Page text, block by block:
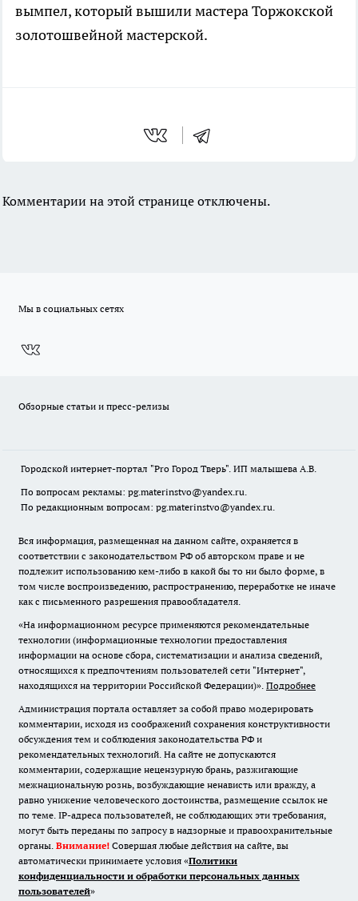
вымпел, который вышили мастера Торжокской
золотошвейной мастерской.
Комментарии на этой странице отключены.
Мы в социальных сетях
Обзорные статьи и пресс-релизы
Городской интернет-портал "Pro Город Тверь". ИП малышева А.В.
По вопросам рекламы: pg.materinstvo@yandex.ru.
По редакционным вопросам: pg.materinstvo@yandex.ru.
Вся информация, размещенная на данном сайте, охраняется в
соответствии с законодательством РФ об авторском праве и не
подлежит использованию кем-либо в какой бы то ни было форме, в
том числе воспроизведению, распространению, переработке не иначе
как с письменного разрешения правообладателя.
«На информационном ресурсе применяются рекомендательные
технологии (информационные технологии предоставления
информации на основе сбора, систематизации и анализа сведений,
относящихся к предпочтениям пользователей сети "Интернет",
находящихся на территории Российской Федерации)». Подробнее
Администрация портала оставляет за собой право модерировать
комментарии, исходя из соображений сохранения конструктивности
обсуждения тем и соблюдения законодательства РФ и
рекомендательных технологий. На сайте не допускаются
комментарии, содержащие нецензурную брань, разжигающие
межнациональную рознь, возбуждающие ненависть или вражду, а
равно унижение человеческого достоинства, размещение ссылок не
по теме. IP-адреса пользователей, не соблюдающих эти требования,
могут быть переданы по запросу в надзорные и правоохранительные
органы. Внимание! Совершая любые действия на сайте, вы
автоматически принимаете условия «Политики
конфиденциальности и обработки персональных данных
пользователей»